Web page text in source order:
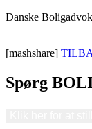
Danske
[mashshare]
Spørg